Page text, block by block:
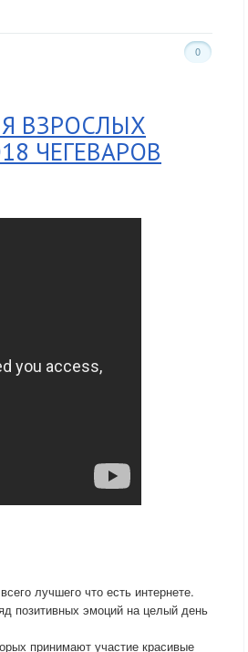
0
ВЗРОСЛЫХ
ЧЕГЕВАРОВ
лучшего что есть интернете.
позитивных эмоций на целый день
принимают участие красивые